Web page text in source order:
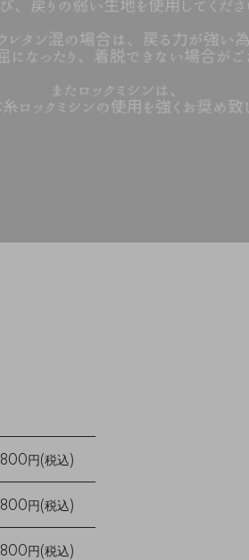
800円(税込)
800円(税込)
800円(税込)